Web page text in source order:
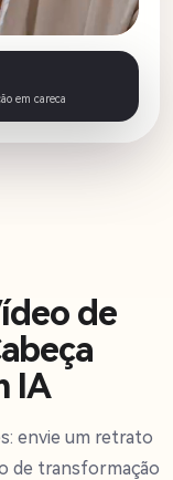
em careca
de
IA
envie um retrato
de transformação